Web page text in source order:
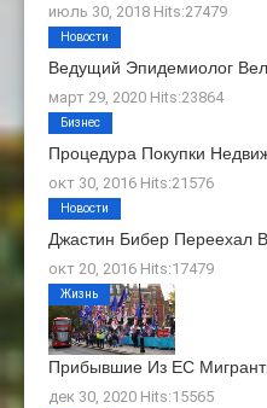
июль 30, 2018 Hits:27479
Ведущий Эпидемиолог
март 29, 2020 Hits:23864
Новости
Процедура Покупки
окт 30, 2016 Hits:21576
Бизнес
Джастин Бибер Переехал
окт 20, 2016 Hits:17479
Новости
Прибывшие Из ЕС
дек 30, 2020 Hits:15565
Жизнь